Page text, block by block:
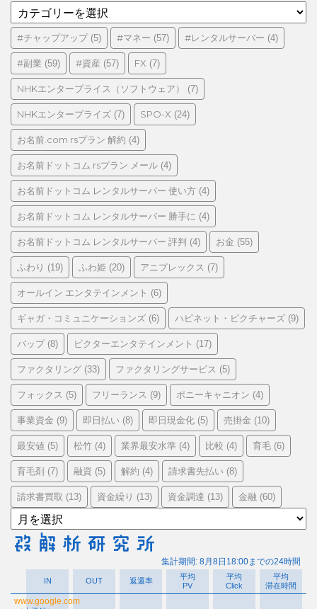
テ
ゴ
リ
ー
#チャップアップ(5) #マネー (57) #レンタルサーバー (4)
#副業 (59) #資産 (57) FX (7)
NHKエンタープライス（ソフトウェア） (7)
NHKエンタープライズ (7) SPO-X (24)
お名前.com rsプラン 解約 (4)
お名前ドットコム rsプラン メール (4)
お名前ドットコム レンタルサーバー 使い方 (4)
お名前ドットコム レンタルサーバー 勝手に (4)
お名前ドットコム レンタルサーバー 評判 (4) お金 (55)
ふわり (19) ふわ姫 (20) アニプレックス (7)
オールイン エンタテインメント (6)
ギャガ・コミュニケーションズ (6) ハピネット・ピクチャーズ (9)
バップ(8) ビクターエンタテインメント (17)
ファクタリング (33) ファクタリングサービス (5)
フォックス (5) フリーランス (9) ポニーキャニオン (4)
事業資金 (9) 即日払い (8) 即日現金化 (5) 売掛金 (10)
最安値 (5) 松竹 (4) 業界最安水準 (4) 比較 (4) 育毛 (6)
育毛剤 (7) 融資 (5) 解約 (4) 請求書先払い (8)
請求書買取 (13) 資金繰り (13) 資金調達 (13) 金融 (60)
ア
ー
カ